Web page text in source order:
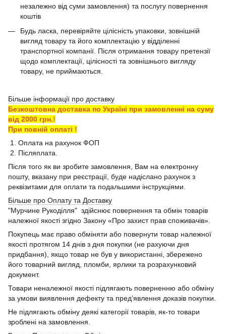
незалежно від суми замовлення) та послугу повернення
коштів
Будь ласка, перевіряйте цілісність упаковки, зовнішній
вигляд товару та його комплектацію у відділенні
транспортної компанії. Після отримання товару претензії
щодо комплектації, цілісності та зовнішнього вигляду
товару, не приймаються.
Більше інформації про доставку
Безкоштовна доставка по Україні при замовленні на суму
від 2000 грн.!
При повній оплаті !
1. Оплата на рахунок ФОП
2. Післяплата.
Після того як ви зробите замовлення, Вам на електронну
пошту, вказану при реєстрації, буде надіслано рахунок з
реквізитами для оплати та подальшими інструкціями.
Більше про Оплату та Доставку
"Мурчине Рукоділля" здійснює повернення та обмін товарів
належної якості згідно Закону «Про захист прав споживачів».
Покупець має право обміняти або повернути товар належної
якості протягом 14 днів з дня покупки (не рахуючи дня
придбання), якщо товар не був у використанні, збережено
його товарний вигляд, пломби, ярлики та розрахунковий
документ.
Товари неналежної якості підлягають поверненню або обміну
за умови виявлення дефекту та пред’явлення доказів покупки.
Не підлягають обміну деякі категорії товарів, як-то товари
зроблені на замовлення.